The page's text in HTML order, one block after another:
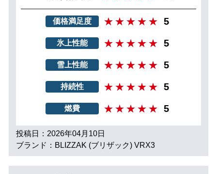
価格満足度 5
氷上性能 5
雪上性能 5
持続性 5
燃費 5
投稿日：2026年04月10日
ブランド：BLIZZAK (ブリザック) VRX3